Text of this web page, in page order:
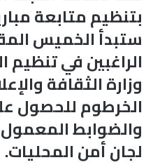
بتنظيم متابعة
ستبدأ الخميس
الراغبين في
وزارة الثقافة
الخرطوم للحصول
والضوابط
لجان أمن المحليات.